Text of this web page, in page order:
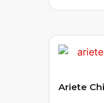
Ariete